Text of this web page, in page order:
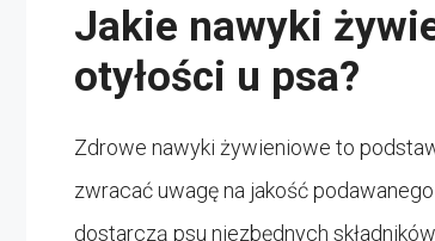
Jakie nawyki
otyłości u psa?
Zdrowe nawyki żywieniowe to
zwracać uwagę na jakość
dostarczą psu niezbędnych